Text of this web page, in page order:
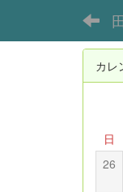
カレ
日
26